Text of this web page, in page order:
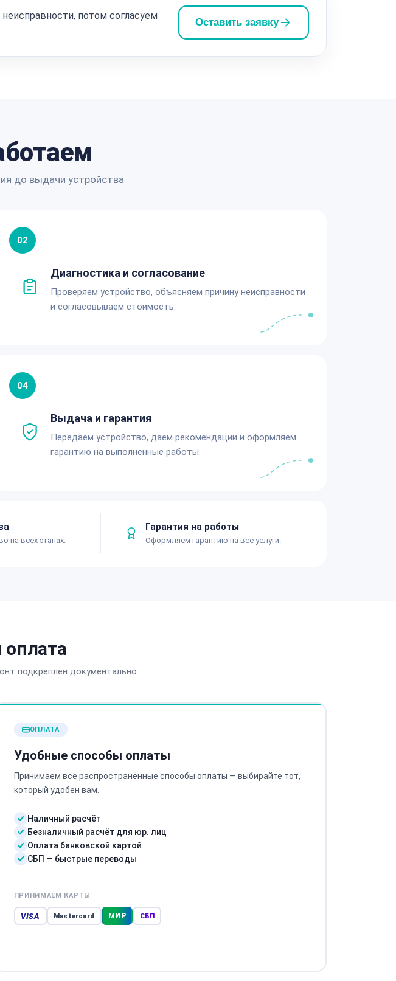
потом согласуем
Оставить заявку
до выдачи устройства
02
Диагностика и согласование
Проверяем устройство, объясняем причину неисправности
и согласовываем стоимость.
04
Выдача и гарантия
Передаём устройство, даём рекомендации и оформляем
гарантию на выполненные работы.
на всех этапах.
Гарантия на работы
Оформляем гарантию на все услуги.
оплата
подкреплён документально
ОПЛАТА
Удобные способы оплаты
Принимаем все распространённые способы оплаты — выбирайте тот,
который удобен вам.
Наличный расчёт
Безналичный расчёт для юр. лиц
Оплата банковской картой
СБП — быстрые переводы
ПРИНИМАЕМ КАРТЫ
VISA Mastercard МИР СБП